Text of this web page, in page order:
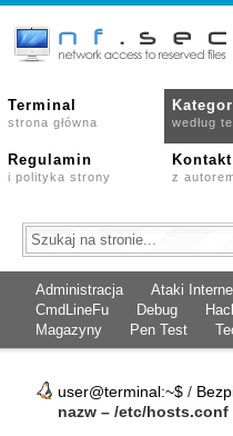
Terminal
strona główna według
Regulamin
i polityka strony
Kontakt
z
Administracja Ataki
CmdLineFu
Debug
Magazyny
Pen Test
user@terminal:~$ /
nazw – /etc/hosts.conf